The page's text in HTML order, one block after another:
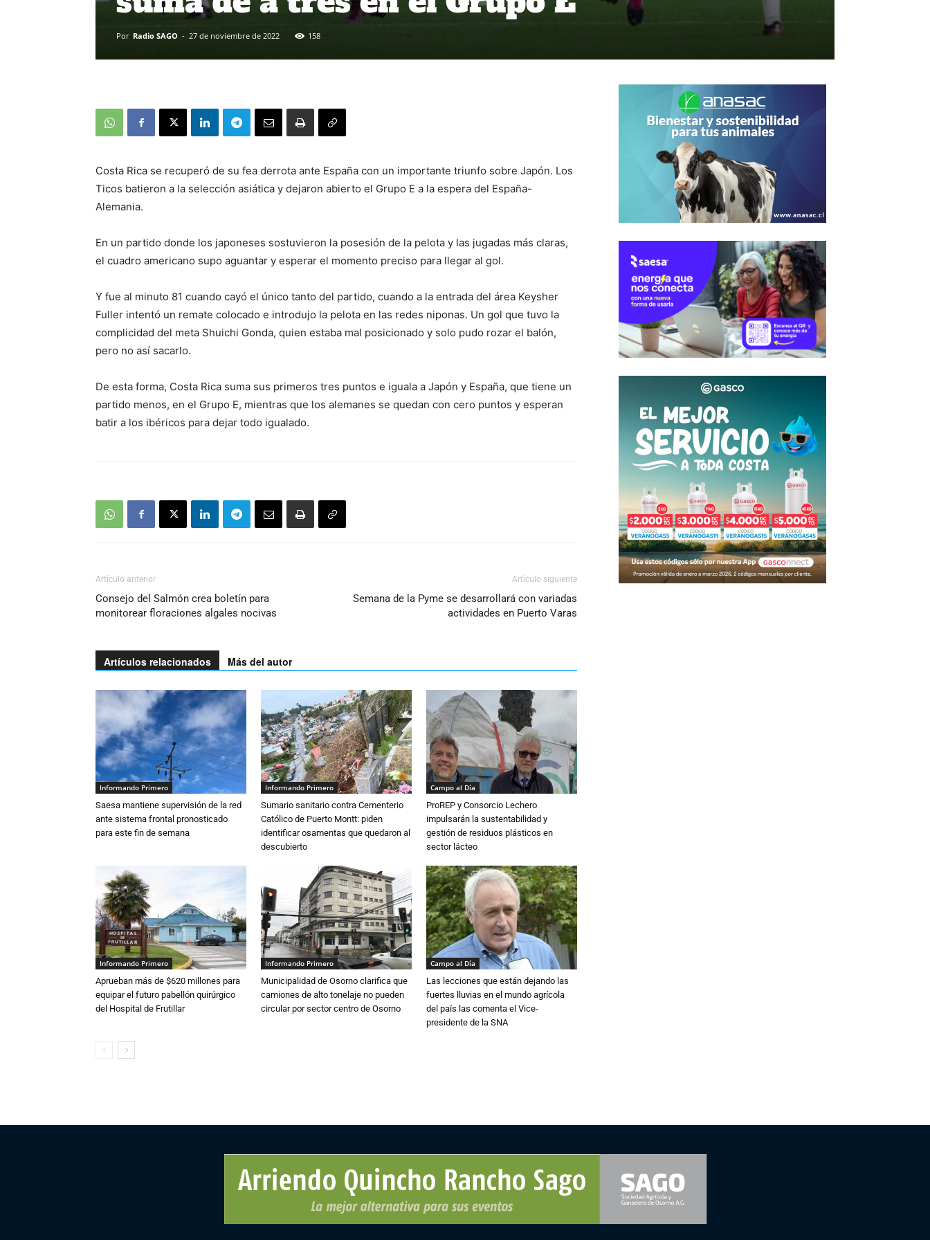
Por Radio SAGO - 27 de noviembre de 2022 158
Costa Rica se recuperó de su fea derrota ante España con un importante triunfo sobre Japón. Los
Ticos batieron a la selección asiática y dejaron abierto el Grupo E a la espera del España-
Alemania.
En un partido donde los japoneses sostuvieron la posesión de la pelota y las jugadas más claras,
el cuadro americano supo aguantar y esperar el momento preciso para llegar al gol.
Y fue al minuto 81 cuando cayó el único tanto del partido, cuando a la entrada del área Keysher
Fuller intentó un remate colocado e introdujo la pelota en las redes niponas. Un gol que tuvo la
complicidad del meta Shuichi Gonda, quien estaba mal posicionado y solo pudo rozar el balón,
pero no así sacarlo.
De esta forma, Costa Rica suma sus primeros tres puntos e iguala a Japón y España, que tiene un
partido menos, en el Grupo E, mientras que los alemanes se quedan con cero puntos y esperan
batir a los ibéricos para dejar todo igualado.
Artículo anterior
Consejo del Salmón crea boletín para
monitorear floraciones algales nocivas
Artículo siguiente
Semana de la Pyme se desarrollará con variadas
actividades en Puerto Varas
Artículos relacionados Más del autor
Informando Primero
Saesa mantiene supervisión de la red
ante sistema frontal pronosticado
para este fin de semana
Informando Primero
Sumario sanitario contra Cementerio
Católico de Puerto Montt: piden
identificar osamentas que quedaron al
descubierto
Campo al Día
ProREP y Consorcio Lechero
impulsarán la sustentabilidad y
gestión de residuos plásticos en
sector lácteo
Informando Primero
Aprueban más de $620 millones para
equipar el futuro pabellón quirúrgico
del Hospital de Frutillar
Informando Primero
Municipalidad de Osorno clarifica que
camiones de alto tonelaje no pueden
circular por sector centro de Osorno
Campo al Día
Las lecciones que están dejando las
fuertes lluvias en el mundo agrícola
del país las comenta el Vice-
presidente de la SNA